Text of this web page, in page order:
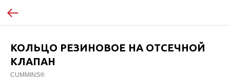
КОЛЬЦО РЕЗИНОВОЕ НА ОТСЕЧНОЙ
КЛАПАН
CUMMINS®